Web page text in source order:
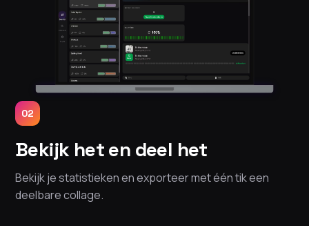
02
Bekijk het en deel het
Bekijk je statistieken en exporteer met één tik een
deelbare collage.